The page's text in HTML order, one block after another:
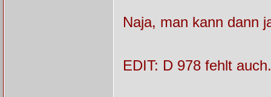
Naja, man kann dann
EDIT: D 978 fehlt